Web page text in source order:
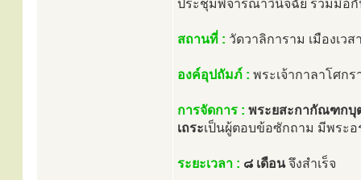
ประชุมพิจารณาวินิจฉัย ร่วมมือ
สถานที่ : วัดวาลิการาม เมืองเว
องค์อุปถัมภ์ : พระเจ้ากาลาโศกร
การจัดการ : พระยสะกากัณฑกบุ
เถระเป็นผู้ตอบข้อซักถาม มีพระ
ระยะเวลา : ๘ เดือนจึงสำเร็จ